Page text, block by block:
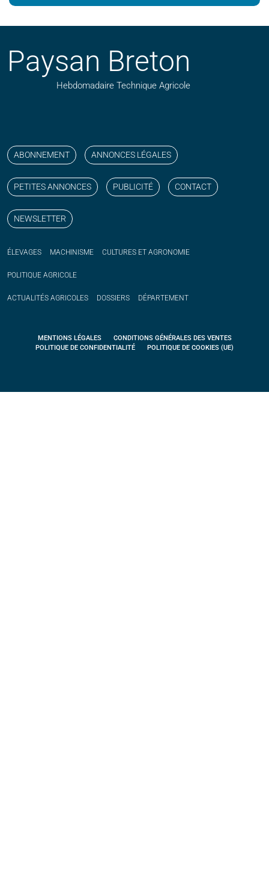
Paysan Breton
Hebdomadaire Technique Agricole
ABONNEMENT ANNONCES LÉGALES
PETITES ANNONCES PUBLICITÉ CONTACT
NEWSLETTER
ÉLEVAGES MACHINISME CULTURES ET AGRONOMIE
POLITIQUE AGRICOLE
ACTUALITÉS AGRICOLES DOSSIERS DÉPARTEMENT
MENTIONS LÉGALES
CONDITIONS GÉNÉRALES DES VENTES
POLITIQUE DE CONFIDENTIALITÉ
POLITIQUE DE COOKIES (UE)